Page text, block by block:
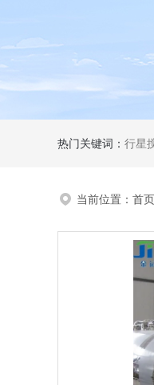
热门关键词： 行星
当前位置： 首页